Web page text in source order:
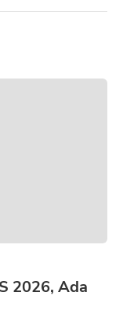
2026, Ada